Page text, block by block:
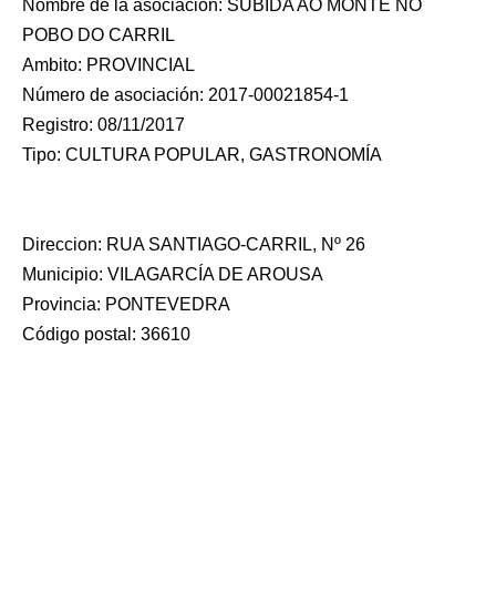
Nombre de la asociación: SUBIDA AO MONTE NO
POBO DO CARRIL
Ambito: PROVINCIAL
Número de asociación: 2017-00021854-1
Registro: 08/11/2017
Tipo: CULTURA POPULAR, GASTRONOMÍA
Direccion: RUA SANTIAGO-CARRIL, Nº 26
Municipio: VILAGARCÍA DE AROUSA
Provincia: PONTEVEDRA
Código postal: 36610